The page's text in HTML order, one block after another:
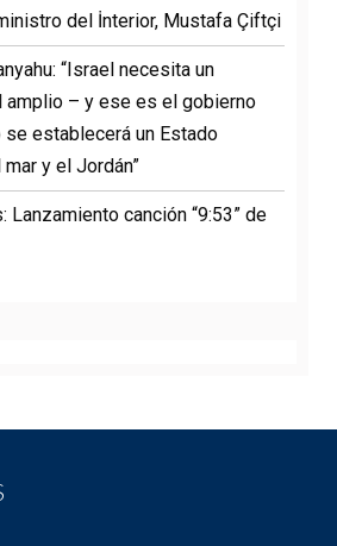
del İnterior, Mustafa Çiftçi
“Israel necesita un
amplio – y ese es el gobierno
se establecerá un Estado
y el Jordán”
Lanzamiento canción “9:53” de